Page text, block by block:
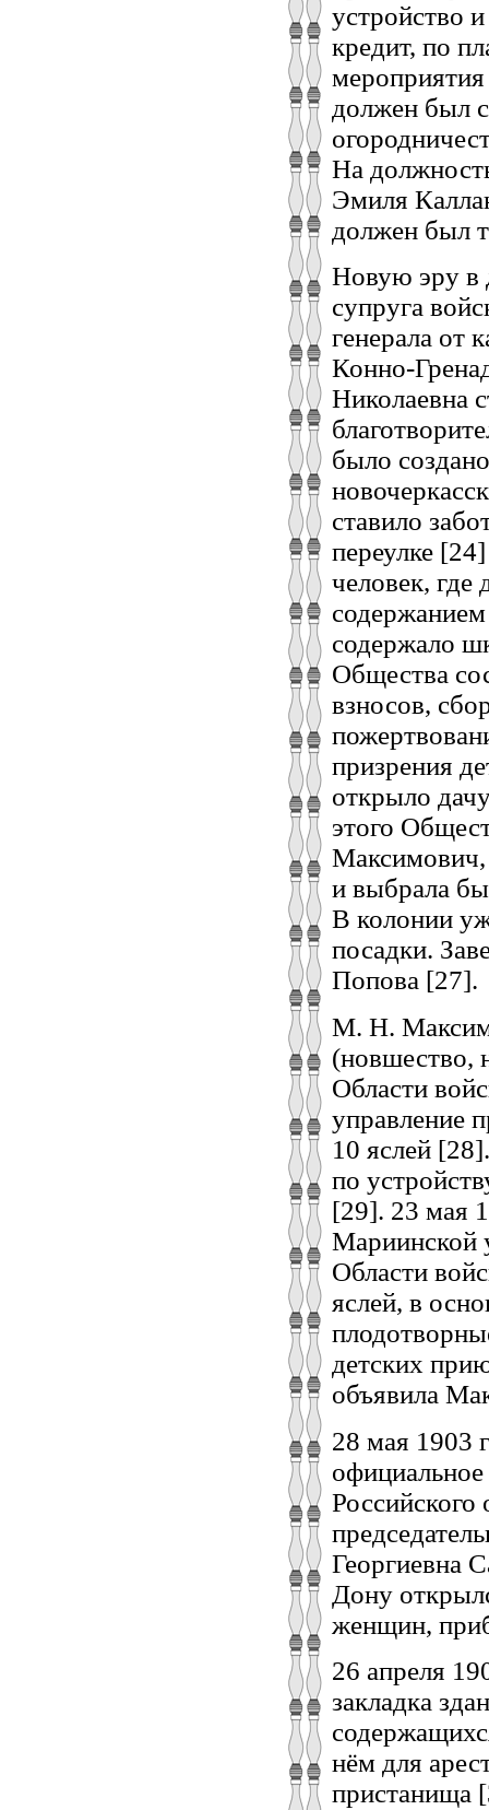
устройство
кредит, по
должен был
На
Эмиля
должен был
Новую эру в
супруга
генерала от
Конно-
Николаевна
было
ставило
переулке
человек, где
содержало
Общества
взносов,
призрения
открыло
этого
Максимович,
и выбрала
В колонии
посадки.
Попова [27].
М. Н.
(новшество,
Области
управление
10 яслей
по
[29]. 23 мая
Мариинской
Области
яслей, в
детских
объявила
28 мая 1903
официальное
Георгиевна
Дону
женщин,
26 апреля
закладка
нём для
пристанища